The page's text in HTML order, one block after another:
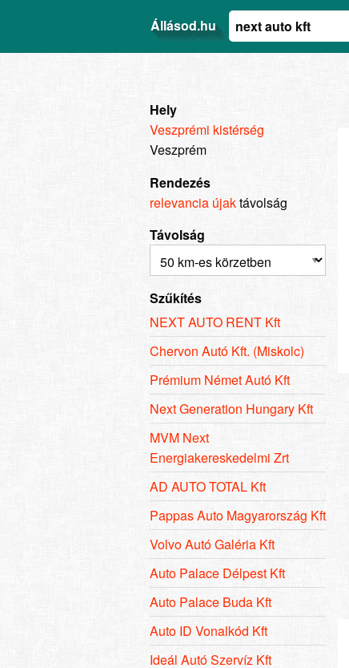
Állásod.hu
Hely
Veszprémi kistérség
Veszprém
Rendezés
relevancia újaktávolság
Távolság
Szűkítés
NEXT AUTO RENT Kft
Chervon Autó Kft. (Miskolc)
Prémium Német Autó Kft
Next Generation Hungary Kft
MVM Next
Energiakereskedelmi Zrt
AD AUTO TOTAL Kft
Pappas Auto Magyarország Kft
Volvo Autó Galéria Kft
Auto Palace Délpest Kft
Auto Palace Buda Kft
Auto ID Vonalkód Kft
Ideál Autó Szervíz Kft